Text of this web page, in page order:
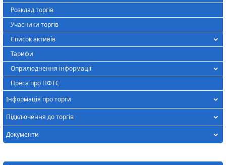
Розклад торгів
Учасники торгів
Список активів
Тарифи
Оприлюднення інформації
Преса про ПФТС
Інформація про торги
Підключення до торгів
Документи